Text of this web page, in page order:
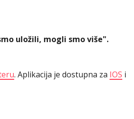
uložili, mogli smo više".
. Aplikacija je dostupna za IOS i